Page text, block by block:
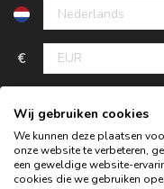
€
Wij gebruiken cookies
We kunnen deze plaatsen
onze website te verbeteren,
een geweldige website-
cookies die we gebruiken